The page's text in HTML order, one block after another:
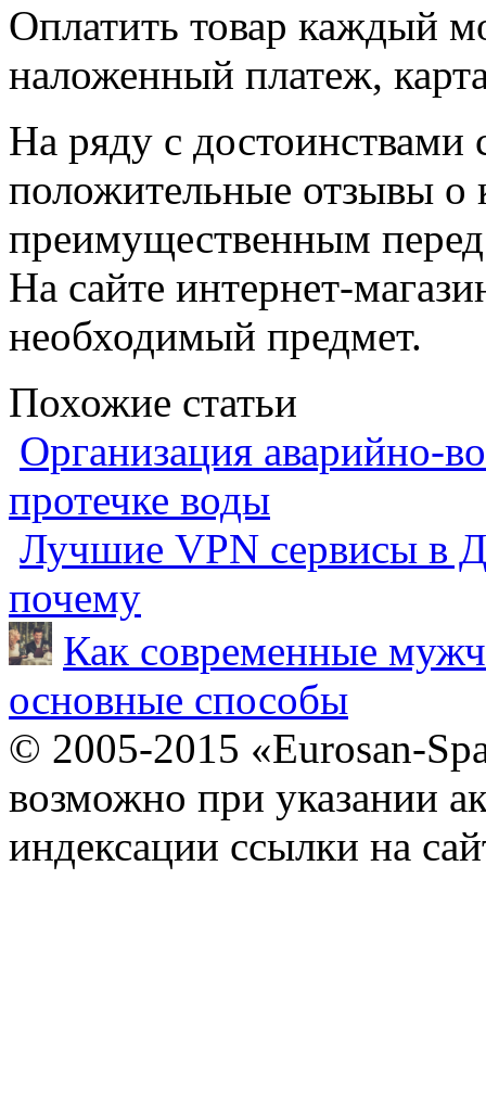
Оплатить товар каждый
наложенный платеж,
На ряду с достоинствами
положительные отзывы о
преимущественным
На сайте интернет-
необходимый предмет.
Похожие статьи
Организация аварийно-
протечке воды
Лучшие VPN сервисы в
почему
Как современные
основные способы
© 2005-2015 «Eurosan-
возможно при указании
индексации ссылки на